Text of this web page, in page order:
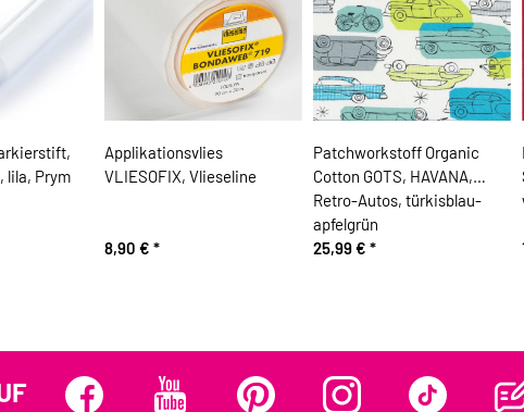
lila, Prym
Applikationsvlies
VLIESOFIX, Vlieseline
8,90 € *
Patchworkstoff Organic
Cotton GOTS, HAVANA,
Retro-Autos, türkisblau-
apfelgrün
25,99 € *